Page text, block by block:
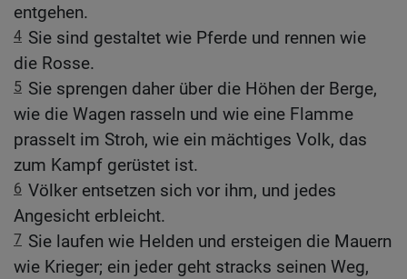
entgehen.
4 Sie sind gestaltet wie Pferde und rennen wie
die Rosse.
5 Sie sprengen daher über die Höhen der Berge,
wie die Wagen rasseln und wie eine Flamme
prasselt im Stroh, wie ein mächtiges Volk, das
zum Kampf gerüstet ist.
6 Völker entsetzen sich vor ihm, und jedes
Angesicht erbleicht.
7 Sie laufen wie Helden und ersteigen die Mauern
wie Krieger; ein jeder geht stracks seinen Weg,